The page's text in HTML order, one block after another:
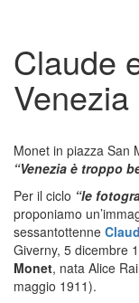
Claude
Venezia
Monet in piazza San
“Venezia è troppo
Per il ciclo “le
proponiamo
sessantottenne
Giverny, 5 dicembre
Monet, nata Alice
maggio 1911).